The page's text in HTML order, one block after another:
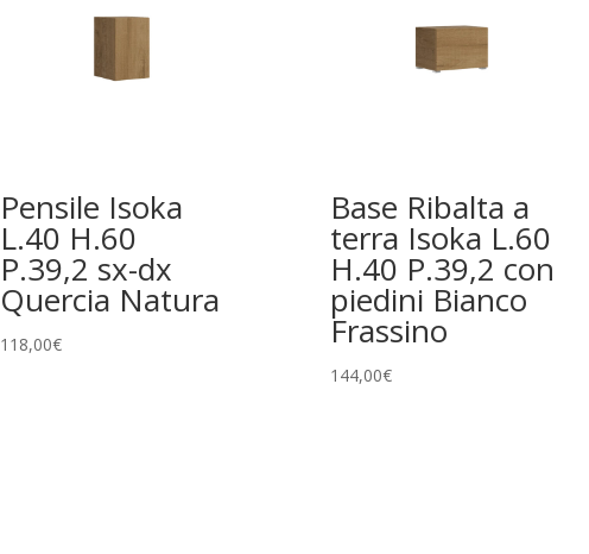
Pensile Isoka
L.40 H.60
P.39,2 sx-dx
Quercia Natura
118,00€
Base Ribalta a
terra Isoka L.60
H.40 P.39,2 con
piedini Bianco
Frassino
144,00€